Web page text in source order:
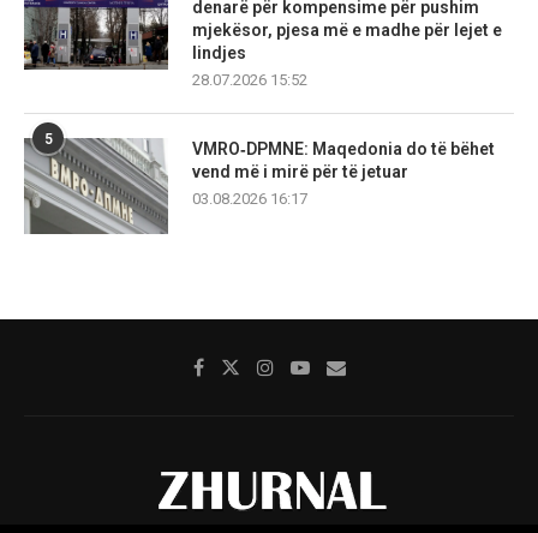
denarë për kompensime për pushim
mjekësor, pjesa më e madhe për lejet e
lindjes
28.07.2026 15:52
5
VMRO‑DPMNE: Maqedonia do të bëhet
vend më i mirë për të jetuar
03.08.2026 16:17